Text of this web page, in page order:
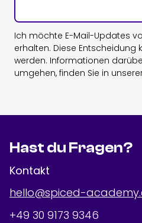
Ich möchte E-Mail-Updates
erhalten. Diese Entscheidung
werden. Informationen
umgehen, finden Sie in
Hast du Fragen?
Kontakt
hello@spiced-
+49 30 9173 9346